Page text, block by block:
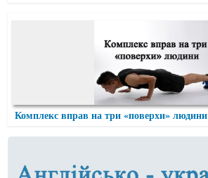
Комплекс вправ на три «поверхи» людини